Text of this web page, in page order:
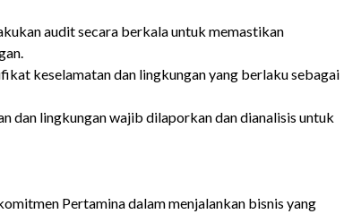
audit secara berkala untuk memastikan
keselamatan dan lingkungan yang berlaku sebagai
dan lingkungan wajib dilaporkan dan dianalisis untuk
Pertamina dalam menjalankan bisnis yang